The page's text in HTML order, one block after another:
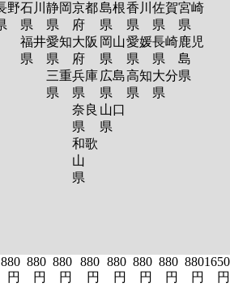
野石川
県
福井
県
静岡
県
愛知
県
三重
県
京都
府
大阪
府
兵庫
県
奈良
県
和歌
山
県
島根
県
岡山
県
広島
県
山口
県
香川
県
愛媛
県
高知
県
佐賀
県
長崎
県
大分
県
宮崎
県
鹿児
島
県
880
円
880
円
880
円
880
円
880
円
880
円
880
円
880
円
1650
円